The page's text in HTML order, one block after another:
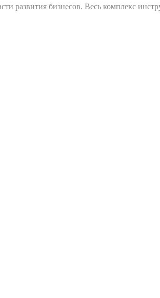
развития бизнесов. Весь комплекс